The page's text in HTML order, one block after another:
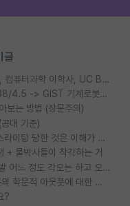
글
Korea University 수학, 컴퓨터과학 이학사, UC Berkeley 산업공학 대학원 공학박사가 되는 것은 쉽지 않겠죠?
비지거국 지방국립대 4.38/4.5 -> GIST 기계로봇공학과 석사
보는 방법 (장문주의)
대 기준)
대학원생들 교수에게 가스라이팅 당한 것은 이해가 갑니다. 안타깝네요.
+ 물박사들이 착각하는 거
석사입학예정생 분들! 제발 어느 정도 각오는 하고 오세요.
포스텍 억까에 대해 (동문의 학문적 아웃풋에 대한 반박)
?